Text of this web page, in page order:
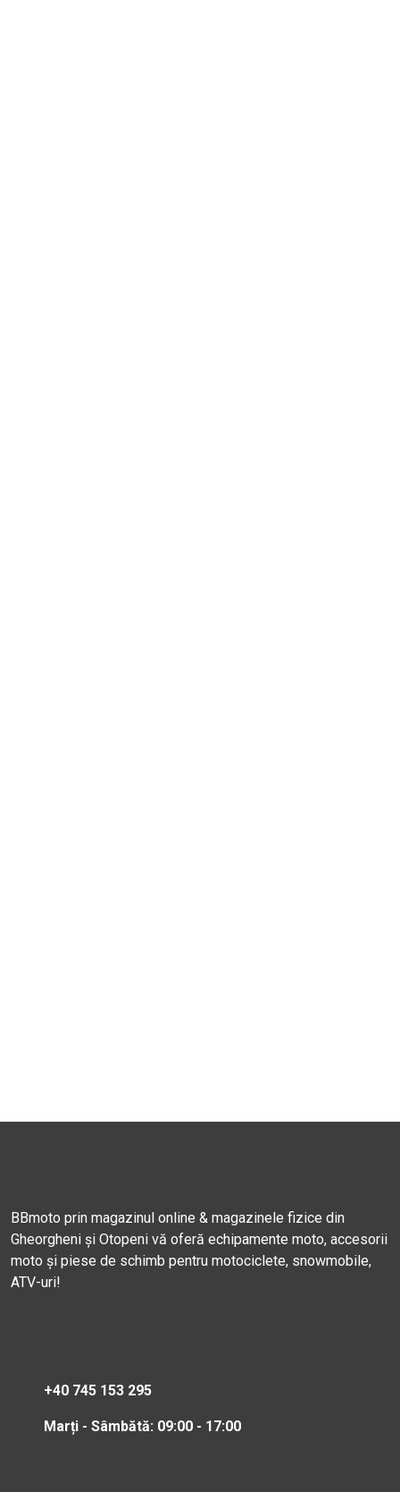
BBmoto prin magazinul online & magazinele fizice din
Gheorgheni și Otopeni vă oferă echipamente moto, accesorii
moto și piese de schimb pentru motociclete, snowmobile,
ATV-uri!
+40 745 153 295
Marți - Sâmbătă: 09:00 - 17:00